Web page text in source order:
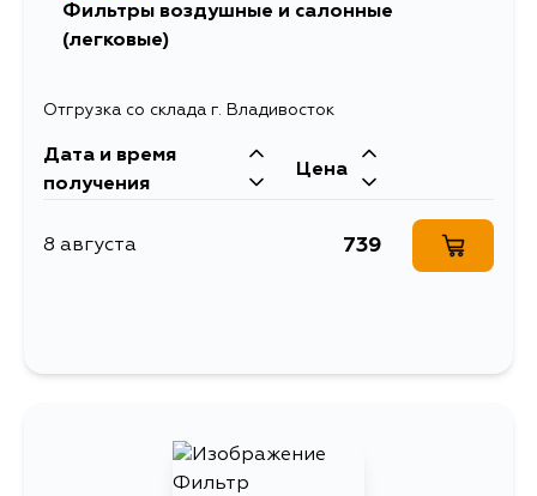
Фильтры воздушные и салонные
(легковые)
Отгрузка со склада г. Владивосток
Дата и время
получения
Цена
8 августа 739